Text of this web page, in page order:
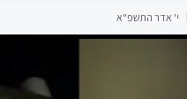
י' אדר התשפ"א